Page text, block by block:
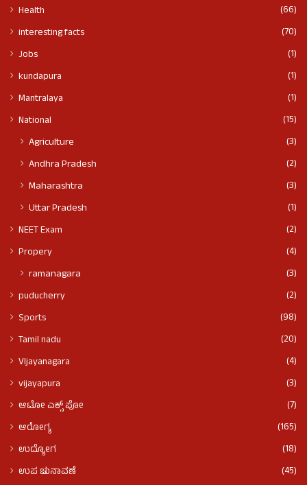
Health
(66)
interesting facts
(70)
Jobs
(1)
kundapura
(1)
Mantralaya
(1)
National
(15)
Agriculture
(3)
Andhra Pradesh
(2)
Maharashtra
(3)
Uttar Pradesh
(1)
NEET Exam
(2)
Propery
(4)
ramanagara (3)
puducherry
(2)
Sports
(98)
Tamil nadu
(20)
VIjayanagara
(4)
vijayapura
(3)
ಆಟೋ ಎಕ್ಸ್ ಪೋ
(7)
ಆರೋಗ್ಯ
(165)
ಉದ್ಯೋಗ
(18)
ಉಪ ಚುನಾವಣೆ
(45)